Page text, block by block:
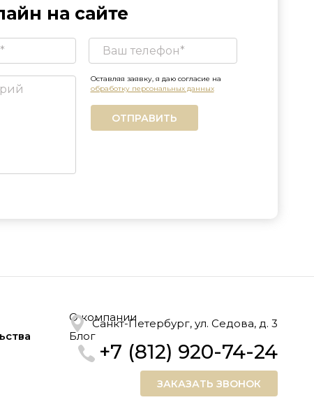
на сайте
Оставляя заявку, я даю согласие на
обработку персональных данных
ОТПРАВИТЬ
О компании
Блог
Санкт-Петербург, ул. Седова, д. 3
+7 (812) 920-74-24
ЗАКАЗАТЬ ЗВОНОК